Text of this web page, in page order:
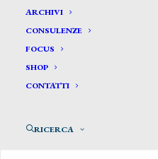
ARCHIVI
CONSULENZE
FOCUS
SHOP
CONTATTI
RICERCA
Corvini
CORVINI GIOVANNI
Allievo di G. Bisi